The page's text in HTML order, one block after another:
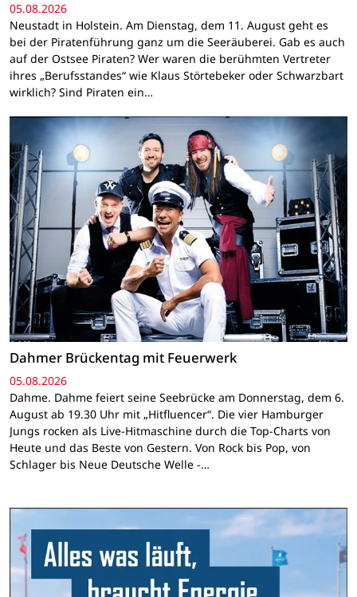
05.08.2026
Neustadt in Holstein. Am Dienstag, dem 11. August geht es
bei der Piratenführung ganz um die Seeräuberei. Gab es auch
auf der Ostsee Piraten? Wer waren die berühmten Vertreter
ihres „Berufsstandes“ wie Klaus Störtebeker oder Schwarzbart
wirklich? Sind Piraten ein…
Dahmer Brückentag mit Feuerwerk
05.08.2026
Dahme. Dahme feiert seine Seebrücke am Donnerstag, dem 6.
August ab 19.30 Uhr mit „Hitfluencer“. Die vier Hamburger
Jungs rocken als Live-Hitmaschine durch die Top-Charts von
Heute und das Beste von Gestern. Von Rock bis Pop, von
Schlager bis Neue Deutsche Welle -…